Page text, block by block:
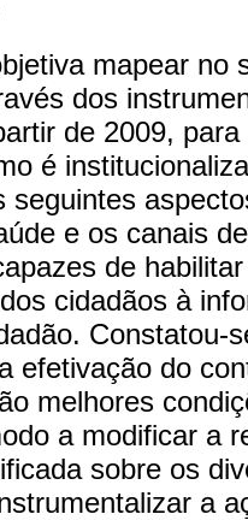
mapear no
dos
de 2009,
é
seguintes
e os canais
de
cidadãos à
Constatou-
efetivação do
melhores
a modificar a
sobre os
a